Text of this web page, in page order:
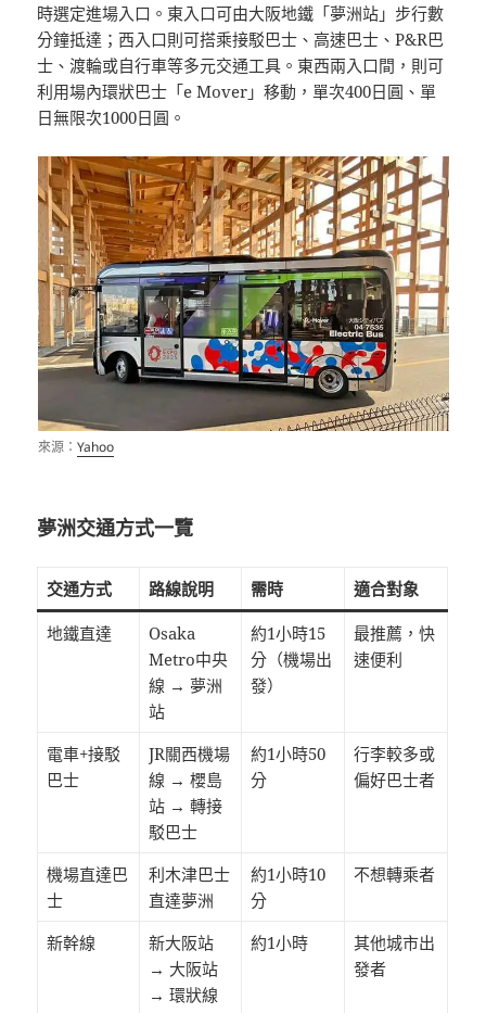
時選定進場入口。東入口可由大阪地鐵「夢洲站」步行數
分鐘抵達；西入口則可搭乘接駁巴士、高速巴士、P&R巴
士、渡輪或自行車等多元交通工具。東西兩入口間，則可
利用場內環狀巴士「e Mover」移動，單次400日圓、單
日無限次1000日圓。
來源： Yahoo
夢洲交通方式一覽
交通方式 路線說明 需時 適合對象
地鐵直達
Osaka
Metro中央
線 → 夢洲
站
約1小時15
分（機場出
發）
最推薦，快
速便利
電車+接駁
巴士
JR關西機場
線 → 櫻島
站 → 轉接
駁巴士
約1小時50
分
行李較多或
偏好巴士者
機場直達巴
士
利木津巴士
直達夢洲
約1小時10
分
不想轉乘者
新幹線
新大阪站
→ 大阪站
→ 環狀線
約1小時
其他城市出
發者